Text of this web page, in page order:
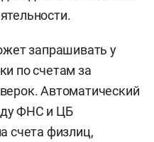
запрашивать у
по счетам за
Автоматический
ФНС и ЦБ
счета физлиц,